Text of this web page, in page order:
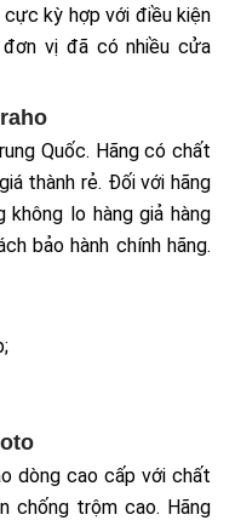
kỳ hợp với điều kiện
đơn vị đã có nhiều cửa
Quốc. Hãng có chất
thành rẻ. Đối với hãng
lo hàng giả hàng
bảo hành chính hãng.
dòng cao cấp với chất
chống trộm cao. Hãng